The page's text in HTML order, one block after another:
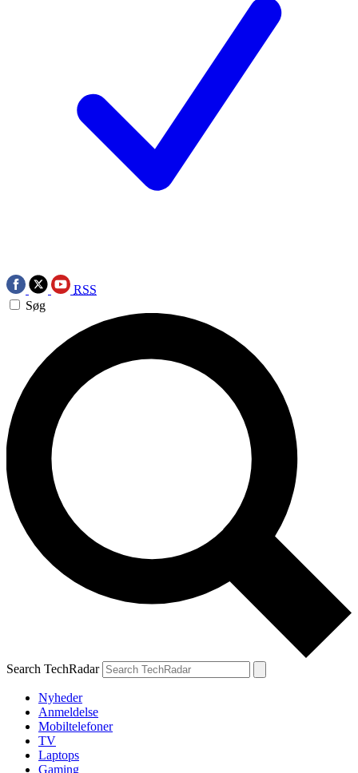
RSS
Søg
Search TechRadar
Nyheder
Anmeldelse
Mobiltelefoner
TV
Laptops
Gaming